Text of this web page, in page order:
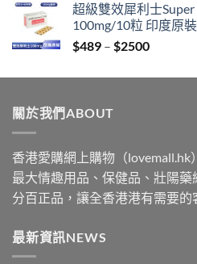
$329
through
$2199
超級雙效犀利士Super
100mg/10粒 印度原
$489 – $2500Price
$489
關於我們ABOUT
香港愛購網上購物（
最大情趣用品、保健品、壯陽
分百正品，讓全香港港有需要的
最新資訊NEWS